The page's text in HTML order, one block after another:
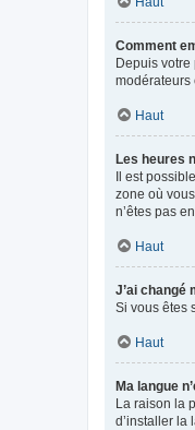
Comment
Depuis votre
modérateurs
Haut
Les heures
Il est
zone où
n’êtes pas
Haut
J’ai changé
Si vous êtes
Haut
Ma langue
La raison la
d’installer la